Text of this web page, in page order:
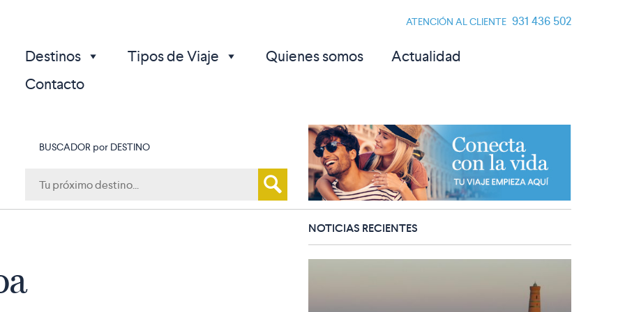
ATENCIÓN AL CLIENTE 931 436 502
Destinos Tipos de Viaje Quienes somos
Actualidad
Contacto
BUSCADOR por DESTINO
p
NOTICIAS RECIENTES